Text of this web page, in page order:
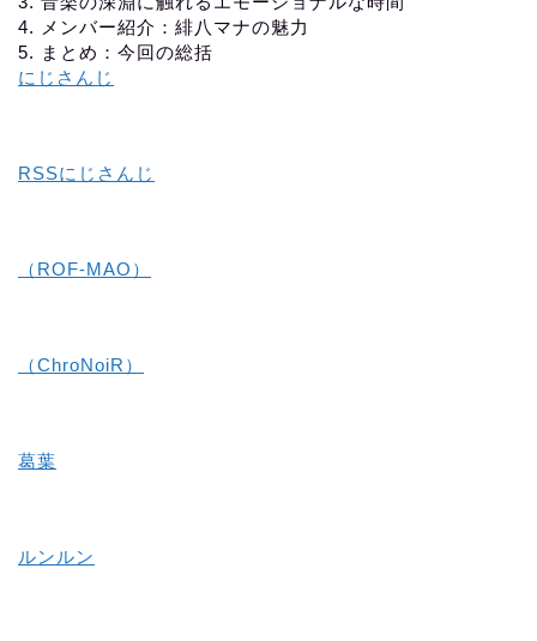
4. メンバー紹介：緋八マナの魅力
5. まとめ：今回の総括
にじさんじ
RSSにじさんじ
（ROF-MAO）
（ChroNoiR）
葛葉
ルンルン